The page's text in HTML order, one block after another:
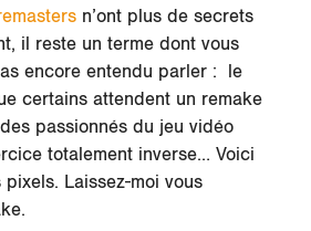
n’ont plus de secrets
il reste un terme dont vous
encore entendu parler : le
certains attendent un remake
passionnés du jeu vidéo
totalement inverse… Voici
Laissez-moi vous